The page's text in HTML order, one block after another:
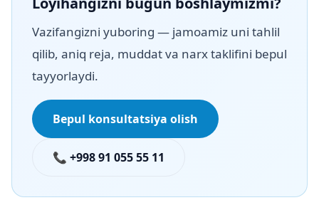
Vazifangizni yuboring — jamoamiz uni tahlil
qilib, aniq reja, muddat va narx taklifini bepul
tayyorlaydi.
Bepul konsultatsiya olish
📞 +998 91 055 55 11